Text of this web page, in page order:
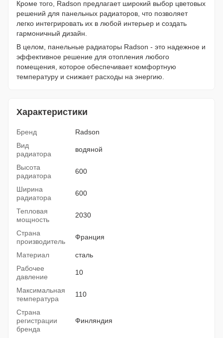
Кроме того, Radson предлагает широкий выбор цветовых
решений для панельных радиаторов, что позволяет
легко интегрировать их в любой интерьер и создать
гармоничный дизайн.
В целом, панельные радиаторы Radson - это надежное и
эффективное решение для отопления любого
помещения, которое обеспечивает комфортную
температуру и снижает расходы на энергию.
Характеристики
Бренд
Radson
Вид
радиатора
водяной
Высота
радиатора
600
Ширина
радиатора
600
Тепловая
мощность
2030
Страна
производитель
Франция
Материал
сталь
Рабочее
давление
10
Максимальная
температура
110
Страна
регистрации
бренда
Финляндия